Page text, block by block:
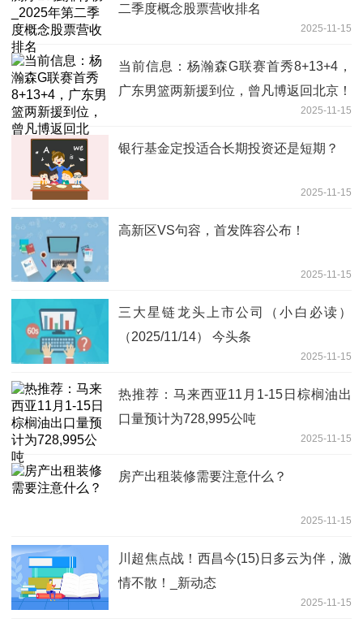
二季度概念股票营收排名
2025-11-15
当前信息：杨瀚森G联赛首秀8+13+4，
广东男篮两新援到位，曾凡博返回北京！
2025-11-15
银行基金定投适合长期投资还是短期？
2025-11-15
高新区VS句容，首发阵容公布！
2025-11-15
三大星链龙头上市公司（小白必读）
（2025/11/14） 今头条
2025-11-15
热推荐：马来西亚11月1-15日棕榈油出
口量预计为728,995公吨
2025-11-15
房产出租装修需要注意什么？
2025-11-15
川超焦点战！西昌今(15)日多云为伴，激
情不散！_新动态
2025-11-15